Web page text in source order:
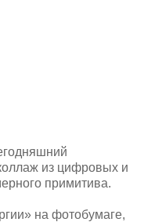
из цифровых и
примитива.
на фотобумаге,